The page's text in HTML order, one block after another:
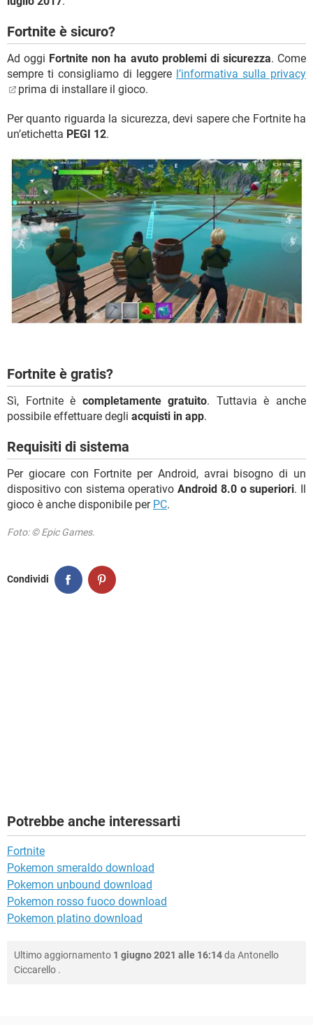
Fortnite è sicuro?
Ad oggi Fortnite non ha avuto problemi di sicurezza. Come
sempre ti consigliamo di leggere l’informativa sulla privacy
prima di installare il gioco.
Per quanto riguarda la sicurezza, devi sapere che Fortnite ha
un’etichetta PEGI 12.
Fortnite è gratis?
Sì, Fortnite è completamente gratuito. Tuttavia è anche
possibile effettuare degli acquisti in app.
Requisiti di sistema
Per giocare con Fortnite per Android, avrai bisogno di un
dispositivo con sistema operativo Android 8.0 o superiori. Il
gioco è anche disponibile per PC.
Foto: © Epic Games.
Condividi
Potrebbe anche interessarti
Fortnite
Pokemon smeraldo download
Pokemon unbound download
Pokemon rosso fuoco download
Pokemon platino download
Ultimo aggiornamento 1 giugno 2021 alle 16:14da Antonello
Ciccarello .